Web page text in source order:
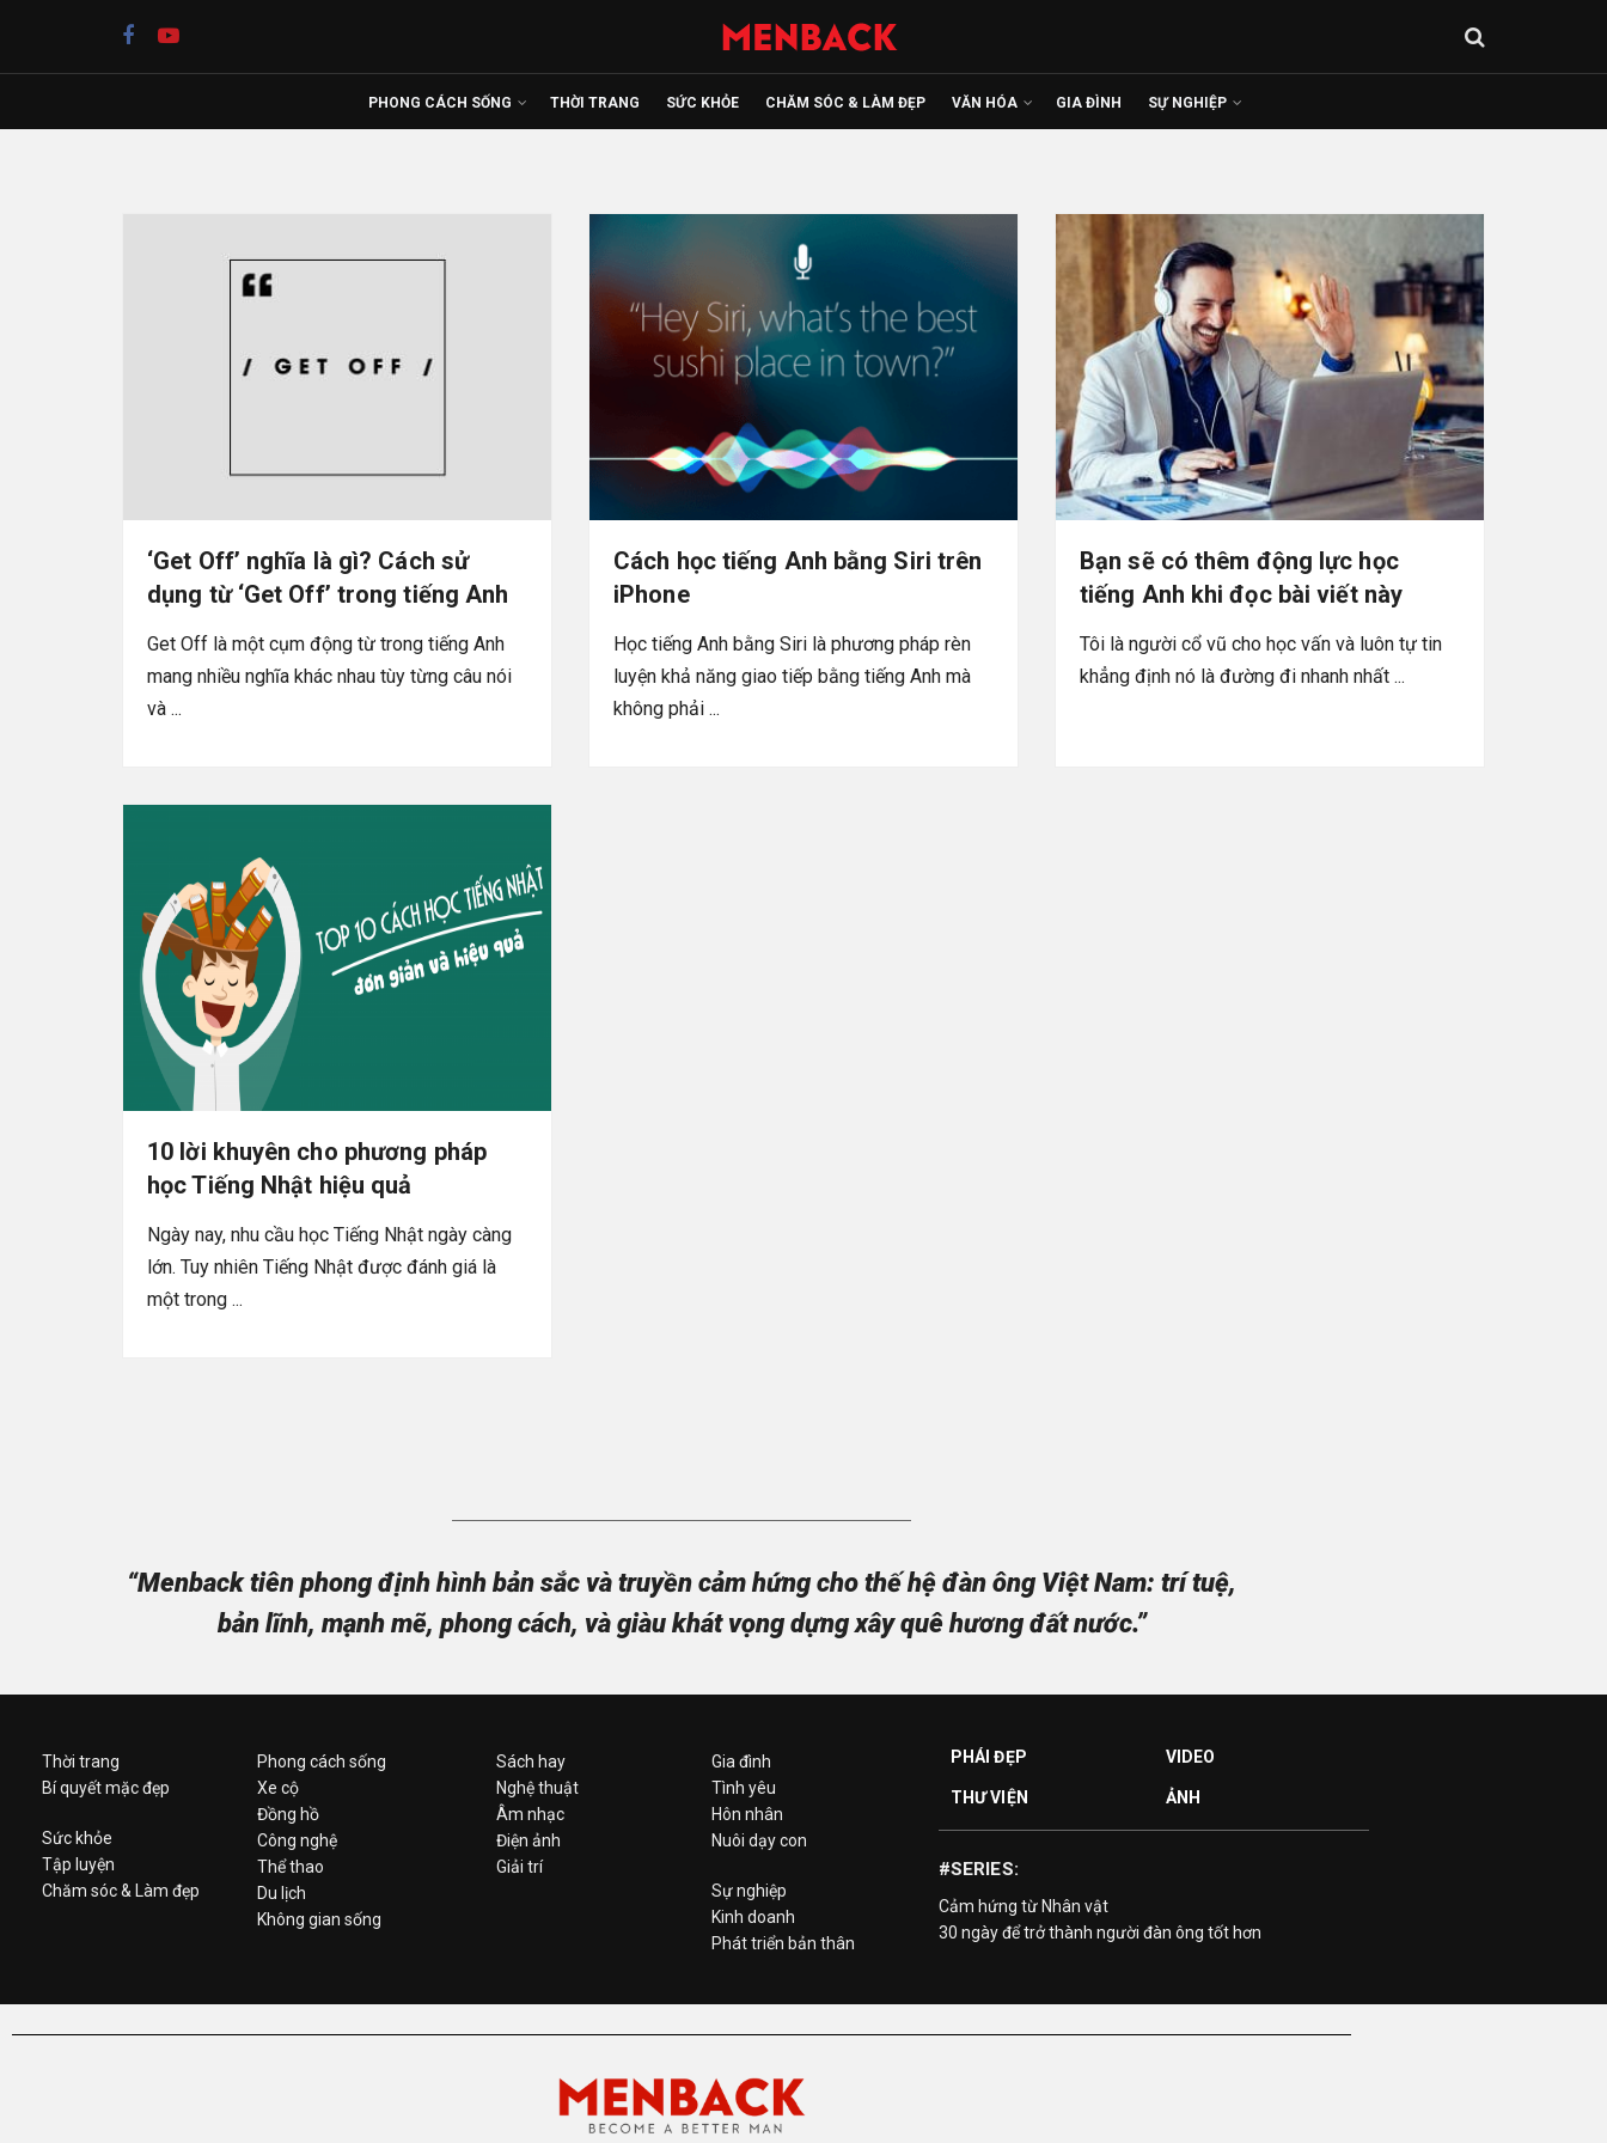
PHONG CÁCH SỐNG THỜI TRANG SỨC KHỎE CHĂM SÓC & LÀM ĐẸP VĂN HÓA GIA ĐÌNH SỰ NGHIỆP
‘Get Off’ nghĩa là gì? Cách sử
dụng từ ‘Get Off’ trong tiếng Anh
Get Off là một cụm động từ trong tiếng Anh
mang nhiều nghĩa khác nhau tùy từng câu nói
và ...
Cách học tiếng Anh bằng Siri trên
iPhone
Học tiếng Anh bằng Siri là phương pháp rèn
luyện khả năng giao tiếp bằng tiếng Anh mà
không phải ...
Bạn sẽ có thêm động lực học
tiếng Anh khi đọc bài viết này
Tôi là người cổ vũ cho học vấn và luôn tự tin
khẳng định nó là đường đi nhanh nhất ...
10 lời khuyên cho phương pháp
học Tiếng Nhật hiệu quả
Ngày nay, nhu cầu học Tiếng Nhật ngày càng
lớn. Tuy nhiên Tiếng Nhật được đánh giá là
một trong ...
“Menback tiên phong định hình bản sắc và truyền cảm hứng cho thế hệ đàn ông Việt Nam: trí tuệ,
bản lĩnh, mạnh mẽ, phong cách, và giàu khát vọng dựng xây quê hương đất nước.”
Thời trang
Bí quyết mặc đẹp
Sức khỏe
Tập luyện
Chăm sóc & Làm đẹp
Phong cách sống
Xe cộ
Đồng hồ
Công nghệ
Thể thao
Du lịch
Không gian sống
Sách hay
Nghệ thuật
Âm nhạc
Điện ảnh
Giải trí
Gia đình
Tình yêu
Hôn nhân
Nuôi dạy con
Sự nghiệp
Kinh doanh
Phát triển bản thân
PHÁI ĐẸP
THƯ VIỆN
VIDEO
ẢNH
#SERIES:
Cảm hứng từ Nhân vật
30 ngày để trở thành người đàn ông tốt hơn